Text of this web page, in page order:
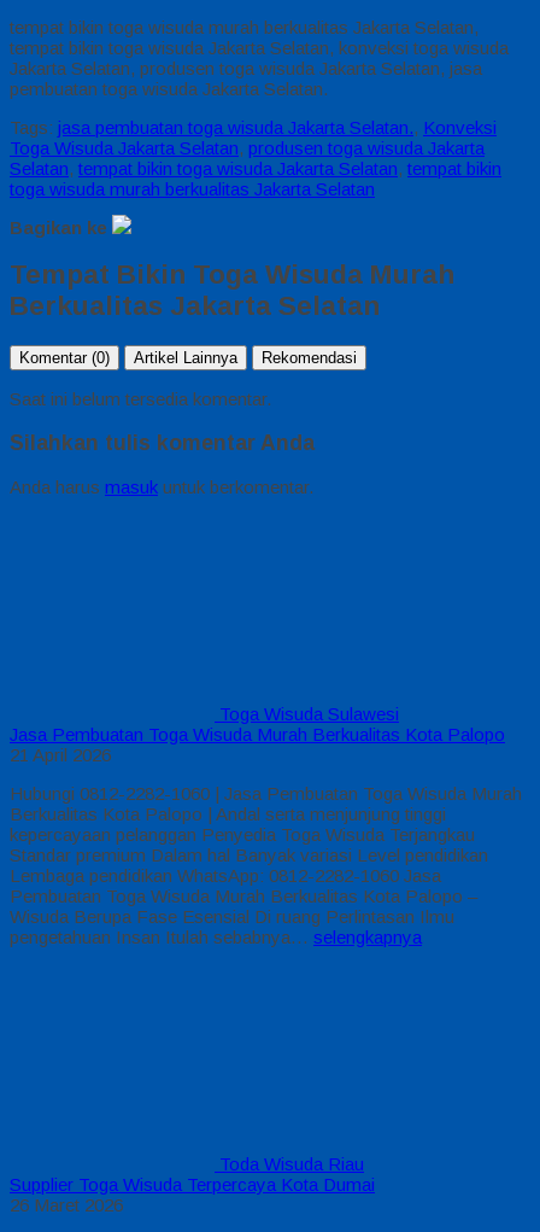
tempat bikin toga wisuda murah berkualitas Jakarta Selatan,
tempat bikin toga wisuda Jakarta Selatan, konveksi toga wisuda
Jakarta Selatan, produsen toga wisuda Jakarta Selatan, jasa
pembuatan toga wisuda Jakarta Selatan.
Tags: jasa pembuatan toga wisuda Jakarta Selatan., Konveksi
Toga Wisuda Jakarta Selatan, produsen toga wisuda Jakarta
Selatan, tempat bikin toga wisuda Jakarta Selatan, tempat bikin
toga wisuda murah berkualitas Jakarta Selatan
Bagikan ke
Tempat Bikin Toga Wisuda Murah
Berkualitas Jakarta Selatan
Komentar (0) Artikel Lainnya Rekomendasi
Saat ini belum tersedia komentar.
Silahkan tulis komentar Anda
Anda harus masuk untuk berkomentar.
Toga Wisuda Sulawesi
Jasa Pembuatan Toga Wisuda Murah Berkualitas Kota Palopo
21 April 2026
Hubungi 0812-2282-1060 | Jasa Pembuatan Toga Wisuda Murah
Berkualitas Kota Palopo | Andal serta menjunjung tinggi
kepercayaan pelanggan Penyedia Toga Wisuda Terjangkau
Standar premium Dalam hal Banyak variasi Level pendidikan
Lembaga pendidikan WhatsApp: 0812-2282-1060 Jasa
Pembuatan Toga Wisuda Murah Berkualitas Kota Palopo –
Wisuda Berupa Fase Esensial Di ruang Perlintasan Ilmu
pengetahuan Insan Itulah sebabnya… selengkapnya
Toda Wisuda Riau
Supplier Toga Wisuda Terpercaya Kota Dumai
26 Maret 2026